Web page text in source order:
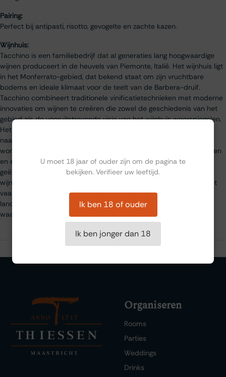
Pairing:
Perfect bij antipasti, risotto, gevogelte en zachte kazen.
Wijnhuis:
Tacchino is een familiebedrijf dat al generaties lang hoogwaardige
wijnen produceert in de heuvels van Piemonte, Italië. Het wijnhuis ligt
in het Monferrato-gebied, dat bekend staat om zijn vruchtbare
bodems en ideale klimaat voor de teelt van de Barbera-druif.
Tacchino combineert traditionele vinificatietechnieken met moderne
innovaties om wijnen te creëren die zowel de geschiedenis van het
gebied als de vooruitstrevende visie van het wijnhuis weerspiegelen.
Het domein beslaat ongeveer 25 hectare aan wijngaarden, waar
naast Barbera ook andere typische druivenrassen van Piemonte
worden verbouwd. Tacchino heeft door de jaren heen talrijke prijzen
en erkenningen ontvangen voor hun wijnen, die wereldwijd
geëxporteerd worden naar liefhebbers van authentieke Italiaanse
wijnen. Duurzaamheid en respect voor de natuur staan hoog in het
vaandel, en het wijnhuis zet zich in voor ecologische
landbouwmethoden om de toekomst van hun wijngaarden te
waarborgen.
Organiseren
Rooms
Parties
Weddings
Drinks
U moet 18 jaar of ouder zijn om de pagina te
bekijken. Verifieer uw leeftijd.
Ik ben 18 of ouder
Ik ben jonger dan 18